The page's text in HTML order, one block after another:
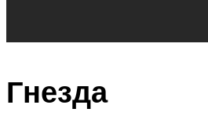
Гнезда